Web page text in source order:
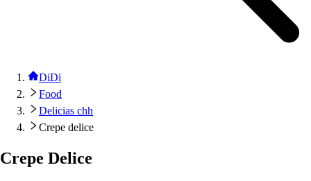
DiDi
Food
Delicias chh
Crepe delice
Crepe Delice